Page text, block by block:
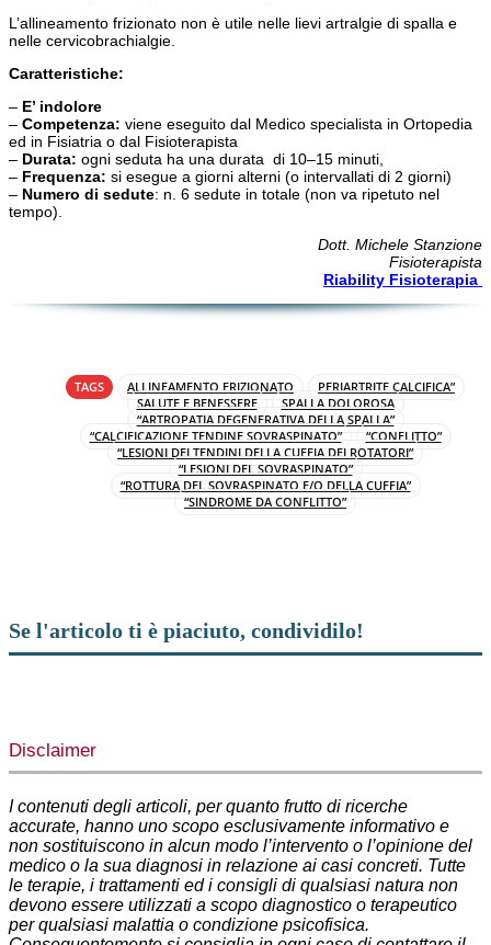
L’allineamento frizionato non è utile nelle lievi artralgie di spalla e
nelle cervicobrachialgie
Caratteristiche:
– E’ indolore
– Competenza: viene eseguito dal Medico specialista in Ortopedia
ed in Fisiatria o dal Fisioterapista
– Durata: ogni seduta ha una durata di 10–15 minuti,
– Frequenza: si esegue a giorni alterni (o intervallati di 2 giorni)
– Numero di sedute: n. 6 sedute in totale (non va ripetuto nel
tempo).
Dott. Michele Stanzione
Fisioterapista
Riability Fisioterapia
TAGS ALLINEAMENTO FRIZIONATO
PERIARTRITE CALCIFICA”
SALUTE E BENESSERE
SPALLA DOLOROSA
“ARTROPATIA DEGENERATIVA DELLA SPALLA”
“CALCIFICAZIONE TENDINE SOVRASPINATO”
“CONFLITTO”
“LESIONI DEI TENDINI DELLA CUFFIA DEI ROTATORI”
“LESIONI DEL SOVRASPINATO”
“ROTTURA DEL SOVRASPINATO E/O DELLA CUFFIA”
“SINDROME DA CONFLITTO”
Se l'articolo ti è piaciuto, condividilo!
Disclaimer
I contenuti degli articoli, per quanto frutto di ricerche
accurate, hanno uno scopo esclusivamente informativo e
non sostituiscono in alcun modo l’intervento o l’opinione del
medico o la sua diagnosi in relazione ai casi concreti. Tutte
le terapie, i trattamenti ed i consigli di qualsiasi natura non
devono essere utilizzati a scopo diagnostico o terapeutico
per qualsiasi malattia o condizione psicofisica.